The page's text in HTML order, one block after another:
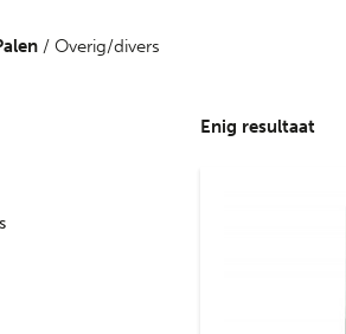
Enig resultaat
/ Overig/divers